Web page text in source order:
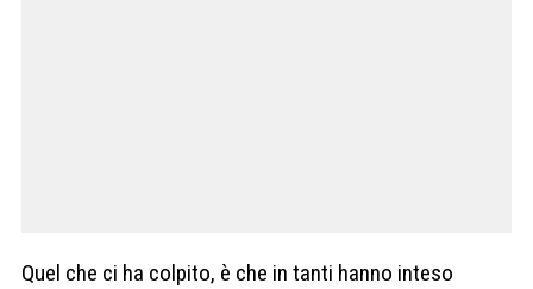
Quel che ci ha colpito, è che in tanti hanno inteso